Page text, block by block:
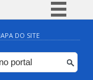
BR
DO SITE